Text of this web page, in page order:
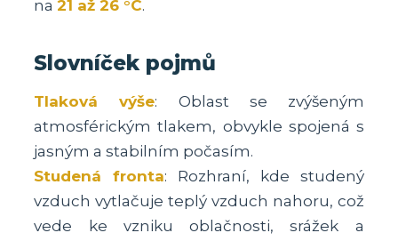
na21 až 26 °C.
Slovníček pojmů
Tlaková výše: Oblast se zvýšeným
atmosférickým tlakem, obvykle spojená s
jasným a stabilním počasím.
Studená fronta: Rozhraní, kde studený
vzduch vytlačuje teplý vzduch nahoru, což
vede ke vzniku oblačnosti, srážek a